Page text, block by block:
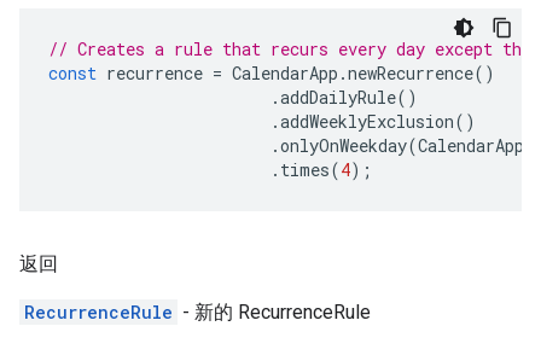
// Creates a rule that recurs every day except the
const recurrence = CalendarApp .newRecurrence()
.addDailyRule()
.addWeeklyExclusion()
.onlyOnWeekday(CalendarApp
. times(4);
返回
RecurrenceRule - 新的 RecurrenceRule